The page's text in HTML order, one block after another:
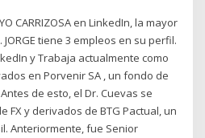
CARRIZOSA en LinkedIn, la mayor
tiene 3 empleos en su perfil.
y Trabaja actualmente como
en Porvenir SA , un fondo de
de esto, el Dr. Cuevas se
FX y derivados de BTG Pactual, un
Anteriormente, fue Senior